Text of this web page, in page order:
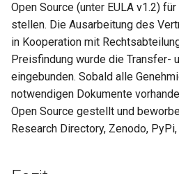
Open Source (unter EULA v1.2)
stellen. Die Ausarbeitung des
in Kooperation mit
Preisfindung wurde die Transfer-
eingebunden. Sobald alle
notwendigen Dokumente
Open Source gestellt und
Research Directory, Zenodo,